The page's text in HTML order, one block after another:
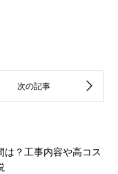
？工事内容や高コス